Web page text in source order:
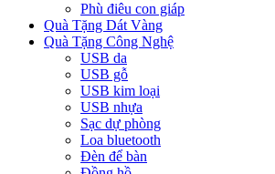
Phù điêu con giáp
Quà Tặng Dát Vàng
Quà Tặng Công Nghệ
USB da
USB gỗ
USB kim loại
USB nhựa
Sạc dự phòng
Loa bluetooth
Đèn để bàn